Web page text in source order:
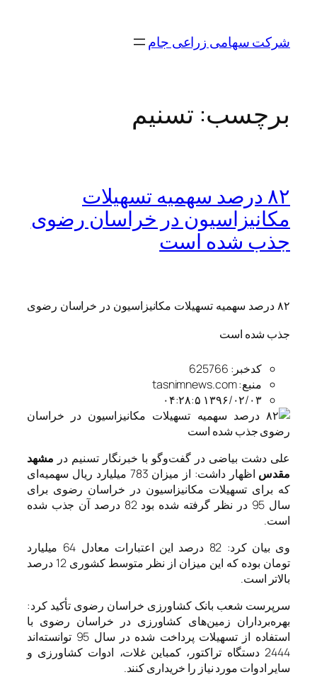
محتواشرکت سهامی زراعی جام
برچسب: تسنیم
۸۲ درصد سهمیه تسهیلات
مکانیزاسیون در خراسان رضوی
جذب شده است
۸۲ درصد سهمیه تسهیلات مکانیزاسیون در خراسان رضوی
جذب شده است
کدخبر: 625766
منبع: tasnimnews.com
۱۳۹۶/۰۲/۰۳ ۰۴:۲۸:۵
علی دشت بیاضی در گفت‌وگو با خبرنگار تسنیم در مشهد
مقدس
اظهار داشت: از میزان 783 میلیارد ریال سهمیه‌ای
که برای تسهیلات مکانیزاسیون در خراسان رضوی برای
سال 95 در نظر گرفته شده بود 82 درصد آن جذب شده
است.
وی بیان کرد: 82 درصد این اعتبارات معادل 64 میلیارد
تومان بوده که این میزان از نظر متوسط کشوری 12 درصد
بالاتر است.
سرپرست شعب بانک کشاورزی خراسان رضوی تأکید کرد:
بهره‌برداران زمین‌های کشاورزی در خراسان رضوی با
استفاده از تسهیلات پرداخت شده در سال 95 توانسته‌اند
2444 دستگاه تراکتور، کمباین غلات، ادوات کشاورزی و
سایر ادوات مورد نیاز را خریداری کنند.